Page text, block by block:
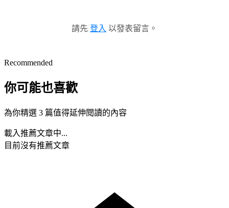
請先 登入 以發表留言。
Recommended
你可能也喜歡
為你精選 3 篇值得延伸閱讀的內容
載入推薦文章中...
目前沒有推薦文章